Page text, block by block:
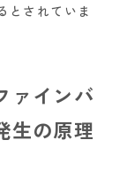
とされていま
ァインバ
生の原理